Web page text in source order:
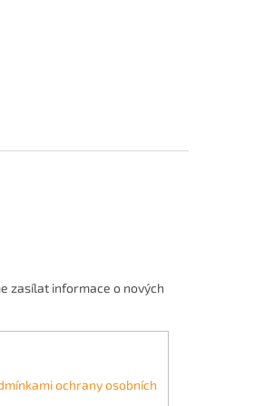
zasílat informace o nových
ochrany osobních